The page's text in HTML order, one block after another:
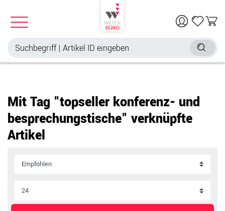
Mit Tag "topseller konferenz- und
besprechungstische" verknüpfte
Artikel